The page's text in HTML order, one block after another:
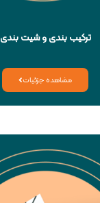
ترکیب بندی و شیت بندی
مشاهده جزئیات